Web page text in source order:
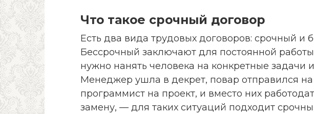
Что такое срочный договор
Есть два вида трудовых договоров: срочный и
Бессрочный заключают для постоянной
нужно нанять человека на конкретные задачи
Менеджер ушла в декрет, повар отправился
программист на проект, и вместо них
замену, — для таких ситуаций подходит